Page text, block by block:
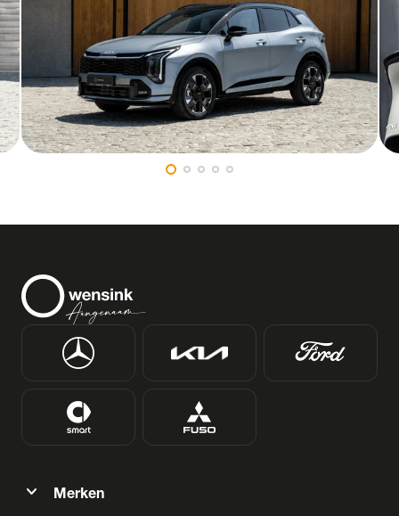
expand_more Merken